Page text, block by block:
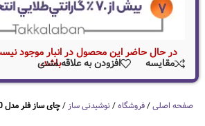
صفحه اصلی/فروشگاه/نوشیدنی ساز/چای ساز فلر مدل TS 070
در حال حاضر این محصول در انبار موجود
باشد. مقایسه افزودن به علاقه مندی